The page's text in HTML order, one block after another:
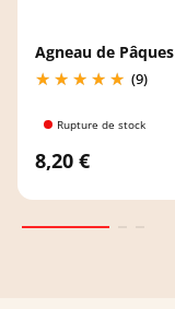
Agneau de Pâques
(9)
Rupture de stock
8,20 €